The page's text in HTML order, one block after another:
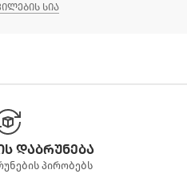
სია
დაბრუნება
პირობებს